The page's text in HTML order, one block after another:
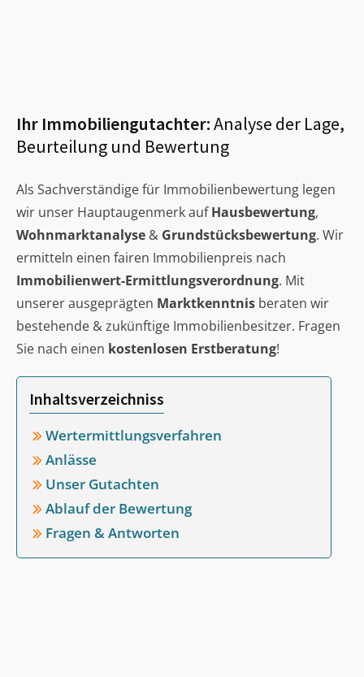
Ihr Immobiliengutachter:Analyse der Lage,
Beurteilung und Bewertung
Als Sachverständige für Immobilienbewertung legen
wir unser Hauptaugenmerk aufHausbewertung,
Wohnmarktanalyse & Grundstücksbewertung. Wir
ermitteln einen fairen Immobilienpreis nach
Immobilienwert-Ermittlungsverordnung. Mit
unserer ausgeprägten Marktkenntnis beraten wir
bestehende & zukünftige Immobilienbesitzer. Fragen
Sie nach einen kostenlosen Erstberatung!
Inhaltsverzeichniss
Wertermittlungsverfahren
Anlässe
Unser Gutachten
Ablauf der Bewertung
Fragen & Antworten